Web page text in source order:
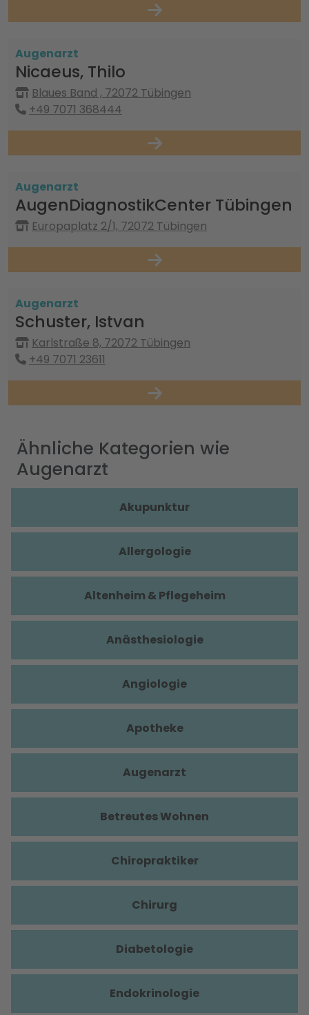
Augenarzt
Nicaeus, Thilo
Blaues Band , 72072 Tübingen
+49 7071 368444
Augenarzt
AugenDiagnostikCenter Tübingen
Europaplatz 2/1, 72072 Tübingen
Augenarzt
Schuster, Istvan
Karlstraße 8, 72072 Tübingen
+49 7071 23611
Ähnliche Kategorien wie
Augenarzt
Akupunktur
Allergologie
Altenheim & Pflegeheim
Anästhesiologie
Angiologie
Apotheke
Augenarzt
Betreutes Wohnen
Chiropraktiker
Chirurg
Diabetologie
Endokrinologie